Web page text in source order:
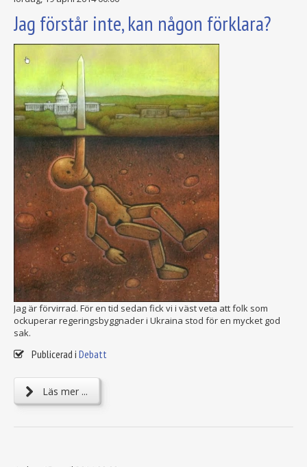
Jag förstår inte, kan någon förklara?
Jag är förvirrad. För en tid sedan fick vi i väst veta att folk som
ockuperar regeringsbyggnader i Ukraina stod för en mycket god
sak.
Publicerad i Debatt
Läs mer ...